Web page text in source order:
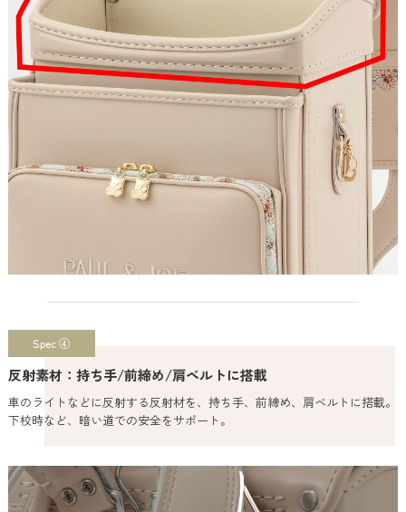
Spec ④
反射素材：持ち手/前締め/肩ベルトに搭載
車のライトなどに反射する反射材を、持ち手、前締め、肩ベルトに搭載。
下校時など、暗い道での安全をサポート。